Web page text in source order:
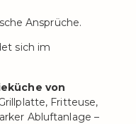
Ansprüche.
sich im
von
Fritteuse,
Abluftanlage –